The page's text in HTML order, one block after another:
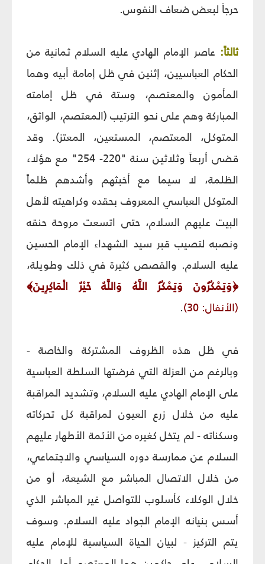
حرجاً لبعض ضعاف النفوس.
ثالثاً: عاصر الإمام الهادي عليه السلام ثمانية من
الحكام العباسيين، إثنين في ظل إمامة أبيه وهما
المأمون والمعتصم، وستة في ظل إمامته
المباركة وهم على نحو الترتيب (المعتصم، الواثق،
المتوكل، المعتصم، المستعين، المعتز). وقد
قضى أربعاً وثلاثين سنة "220- 254" مع هؤلاء
الظلمة، لا سيما مع أخبثهم وأشدهم ظلماً
المتوكل العباسي المعروف بحقده وكراهيته لأهل
البيت عليهم السلام، حتى اتسعت مروحة حنقه
ونصبه لتصيب قبر سيد الشهداء الإمام الحسين
عليه السلام. والقصص كثيرة في ذلك وطويلة،
﴿وَيَمْكُرُونَ وَيَمْكُرُ اللَّهُ وَاللَّهُ خَيْرُ الْمَاكِرِينَ﴾
(الأنفال: 30)
.
في ظل هذه الظروف المشتركة والخاصة -
وبالرغم من العزلة التي فرضتها السلطة العباسية
على الإمام الهادي عليه السلام، وتشديد المراقبة
عليه من خلال زرع العيون لمراقبة كل تحركاته
وسكناته - لم يتخل كغيره من الأئمة الأطهار عليهم
السلام عن ممارسة دوره السياسي والاجتماعي،
من خلال الاتصال المباشر مع الشيعة، أو من
خلال الوكلاء كأسلوب للتواصل غير المباشر الذي
أسس بنيانه الإمام الجواد عليه السلام. وسوف
يتم التركيز - لبيان الحياة السياسية للإمام عليه